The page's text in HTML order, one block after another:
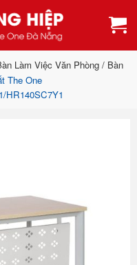
Làm Việc Văn Phòng / Bàn
The One
HR140SC7Y1